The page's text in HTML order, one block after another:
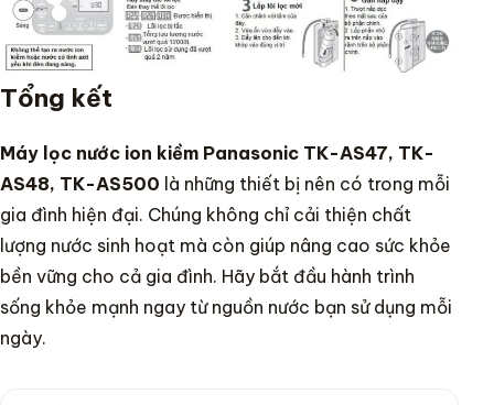
Tổng kết
Máy lọc nước ion kiềm Panasonic TK-AS47, TK-
AS48, TK-AS500 là những thiết bị nên có trong mỗi
gia đình hiện đại. Chúng không chỉ cải thiện chất
lượng nước sinh hoạt mà còn giúp nâng cao sức khỏe
bền vững cho cả gia đình. Hãy bắt đầu hành trình
sống khỏe mạnh ngay từ nguồn nước bạn sử dụng mỗi
ngày.